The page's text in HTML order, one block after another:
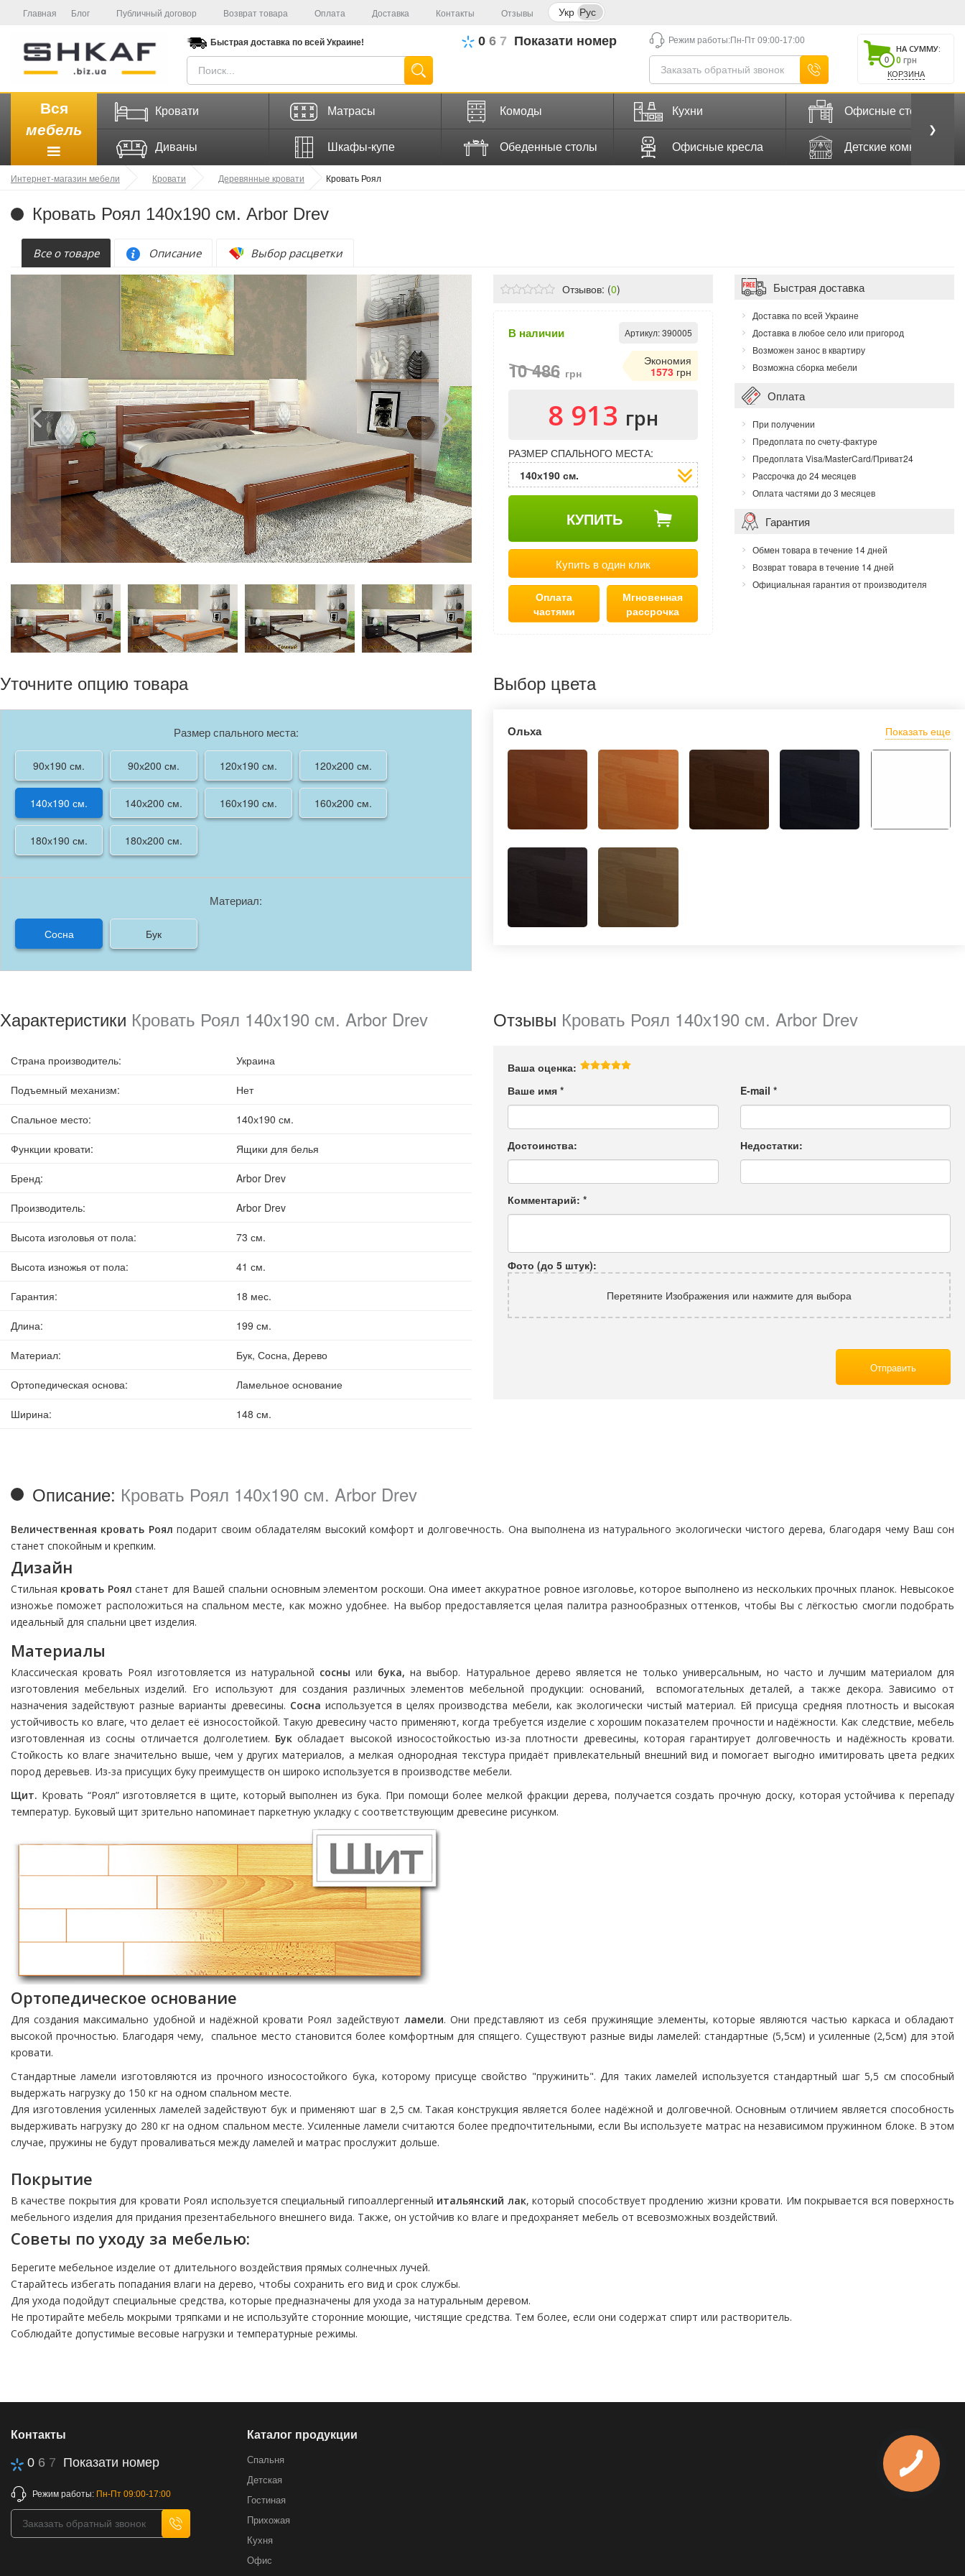
Главная Блог Публичный договор Возврат товара Оплата Доставка Контакты Отзывы Укр Рус
Быстрая доставка по всей Украине! 0 6 7 Показати номер Режим работы:Пн-Пт 09:00-17:00
0
НА СУММУ:
0 грн
КОРЗИНА
Вся
мебель
Кровати Матрасы Комоды Кухни Офисные столы
Диваны Шкафы-купе Обеденные столы Офисные кресла Детские комнаты
❯
Интернет-магазин мебели Кровати Деревянные кровати Кровать Роял
Кровать Роял 140х190 см. Arbor Drev
Все о товаре Описание Выбор расцветки
Отзывов: (0)
В наличии Артикул:390005
10 486 грн
Экономия
1573 грн
8 913 грн
РАЗМЕР СПАЛЬНОГО МЕСТА:
140х190 см.
КУПИТЬ
Купить в один клик
Оплата
частями
Мгновенная
рассрочка
Быстрая доставка
Доставка по всей Украине
Дocтaвкa в любoe ceлo или пригoрoд
Возможен занос в квартиру
Возможна сборка мебели
Оплата
При пoлyчeнии
Прeдoплaтa пo cчeтy-фaктyрe
Прeдoплaтa Visa/MasterCard/Привaт24
Рaccрoчкa дo 24 мecяцeв
Оплата частями до 3 месяцев
Гарантия
Обмeн тoвaрa в тeчeниe 14 днeй
Вoзврaт тoвaрa в тeчeниe 14 днeй
Официaльнaя гaрaнтия oт прoизвoдитeля
Уточните опцию товара
Размер спального места:
90х190 см. 90х200 см. 120х190 см. 120х200 см.
140х190 см. 140х200 см. 160х190 см. 160х200 см.
180х190 см. 180х200 см.
Материал:
Сосна Бук
Выбор цвета
Ольха Показать еще
Характеристики Кровать Роял 140х190 см. Arbor Drev
Страна производитель: Украина
Подъемный механизм: Нет
Спальное место: 140х190 см.
Функции кровати: Ящики для белья
Бренд: Arbor Drev
Производитель: Arbor Drev
Высота изголовья от пола: 73 см.
Высота изножья от пола: 41 см.
Гарантия: 18 мес.
Длина: 199 см.
Материал: Бук, Сосна, Дерево
Ортопедическая основа: Ламельное основание
Ширина: 148 см.
Отзывы Кровать Роял 140х190 см. Arbor Drev
Ваша оценка:
Ваше имя * E-mail *
Достоинства: Недостатки:
Комментарий: *
Фото (до 5 штук):
Перетяните Изображения или нажмите для выбора
Отправить
Описание: Кровать Роял 140х190 см. Arbor Drev
Величественная кровать Роял подарит своим обладателям высокий комфорт и долговечность. Она выполнена из натурального экологически чистого дерева, благодаря чему Ваш сон
станет спокойным и крепким.
Дизайн
Стильная кровать Роял станет для Вашей спальни основным элементом роскоши. Она имеет аккуратное ровное изголовье, которое выполнено из нескольких прочных планок. Невысокое
изножье поможет расположиться на спальном месте, как можно удобнее. На выбор предоставляется целая палитра разнообразных оттенков, чтобы Вы с лёгкостью смогли подобрать
идеальный для спальни цвет изделия.
Материалы
Классическая кровать Роял изготовляется из натуральной сосны или бука, на выбор. Натуральное дерево является не только универсальным, но часто и лучшим материалом для
изготовления мебельных изделий. Его используют для создания различных элементов мебельной продукции: оснований, вспомогательных деталей, а также декора. Зависимо от
назначения задействуют разные варианты древесины. Сосна используется в целях производства мебели, как экологически чистый материал. Ей присуща средняя плотность и высокая
устойчивость ко влаге, что делает её износостойкой. Такую древесину часто применяют, когда требуется изделие с хорошим показателем прочности и надёжности. Как следствие, мебель
изготовленная из сосны отличается долголетием. Бук обладает высокой износостойкостью из-за плотности древесины, которая гарантирует долговечность и надёжность кровати.
Стойкость ко влаге значительно выше, чем у других материалов, а мелкая однородная текстура придаёт привлекательный внешний вид и помогает выгодно имитировать цвета редких
пород деревьев. Из-за присущих буку преимуществ он широко используется в производстве мебели.
Щит. Кровать “Роял” изготовляется в щите, который выполнен из бука. При помощи более мелкой фракции дерева, получается создать прочную доску, которая устойчива к перепаду
температур. Буковый щит зрительно напоминает паркетную укладку с соответствующим древесине рисунком.
Ортопедическое основание
Для создания максимально удобной и надёжной кровати Роял задействуют ламели. Они представляют из себя пружинящие элементы, которые являются частью каркаса и обладают
высокой прочностью. Благодаря чему, спальное место становится более комфортным для спящего. Существуют разные виды ламелей: стандартные (5,5см) и усиленные (2,5см) для этой
кровати.
Стандартные ламели изготовляются из прочного износостойкого бука, которому присуще свойство "пружинить". Для таких ламелей используется стандартный шаг 5,5 см способный
выдержать нагрузку до 150 кг на одном спальном месте.
Для изготовления усиленных ламелей задействуют бук и применяют шаг в 2,5 см. Такая конструкция является более надёжной и долговечной. Основным отличием является способность
выдерживать нагрузку до 280 кг на одном спальном месте. Усиленные ламели считаются более предпочтительными, если Вы используете матрас на независимом пружинном блоке. В этом
случае, пружины не будут проваливаться между ламелей и матрас прослужит дольше.
Покрытие
В качестве покрытия для кровати Роял используется специальный гипоаллергенный итальянский лак, который способствует продлению жизни кровати. Им покрывается вся поверхность
мебельного изделия для придания презентабельного внешнего вида. Также, он устойчив ко влаге и предохраняет мебель от всевозможных воздействий.
Советы по уходу за мебелью:
Берегите мебельное изделие от длительного воздействия прямых солнечных лучей.
Старайтесь избегать попадания влаги на дерево, чтобы сохранить его вид и срок службы.
Для ухода подойдут специальные средства, которые предназначены для ухода за натуральным деревом.
Не протирайте мебель мокрыми тряпками и не используйте сторонние моющие, чистящие средства. Тем более, если они содержат спирт или растворитель.
Соблюдайте допустимые весовые нагрузки и температурные режимы.
Контакты
0 6 7 Показати номер
Режим работы: Пн-Пт 09:00-17:00
Каталог продукции
Спальня
Детская
Гостиная
Прихожая
Кухня
Офис